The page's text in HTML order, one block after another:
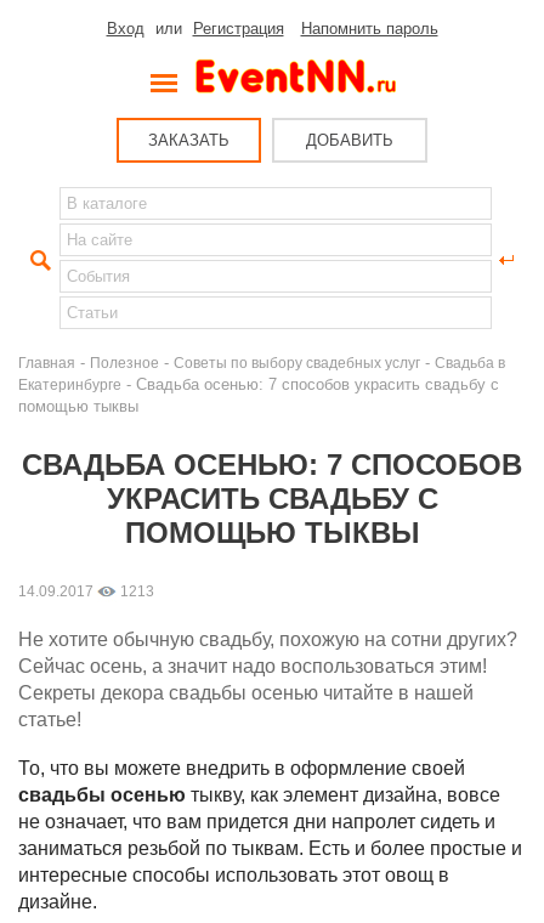
Вход или Регистрация Напомнить пароль
ЗАКАЗАТЬ ДОБАВИТЬ
Главная - Полезное - Советы по выбору свадебных услуг - Свадьба в
Екатеринбурге - Свадьба осенью: 7 способов украсить свадьбу с
помощью тыквы
СВАДЬБА ОСЕНЬЮ: 7 СПОСОБОВ
УКРАСИТЬ СВАДЬБУ С
ПОМОЩЬЮ ТЫКВЫ
14.09.2017 1213
Не хотите обычную свадьбу, похожую на сотни других?
Сейчас осень, а значит надо воспользоваться этим!
Секреты декора свадьбы осенью читайте в нашей
статье!
То, что вы можете внедрить в оформление своей
свадьбы осенью тыкву, как элемент дизайна, вовсе
не означает, что вам придется дни напролет сидеть и
заниматься резьбой по тыквам. Есть и более простые и
интересные способы использовать этот овощ в
дизайне.